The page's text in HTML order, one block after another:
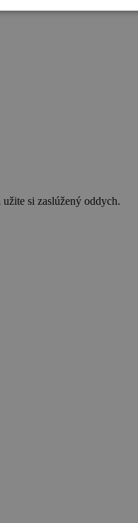
si zaslúžený oddych.